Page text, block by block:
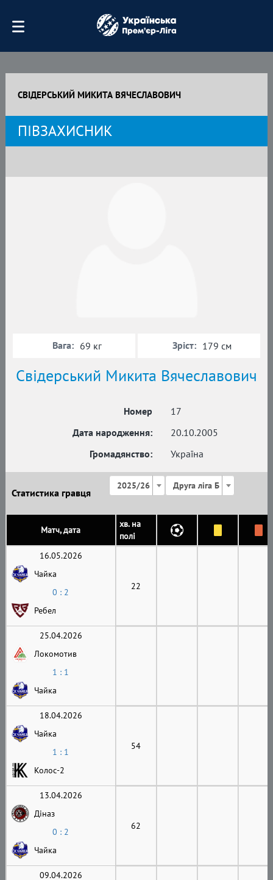
СВІДЕРСЬКИЙ МИКИТА ВЯЧЕСЛАВОВИЧ
ПІВЗАХИСНИК
Свідерський Микита Вячеславович
Номер
17
Дата народження:
20.10.2005
Громадянство:
Україна
Вага: 69 кг Зріст: 179 см
Статистика гравця
2025/26 Друга ліга Б
Матч, дата
хв. на
полі
16.05.2026
Чайка
0 : 2
Ребел
22
25.04.2026
Локомотив
1 : 1
Чайка
18.04.2026
Чайка
1 : 1
Колос-2
54
13.04.2026
Діназ
0 : 2
Чайка
62
09.04.2026